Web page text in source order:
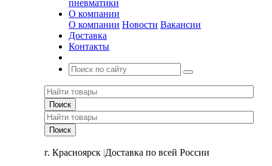
пневматики
О компании
О компании Новости Вакансии
Доставка
Контакты
г. Красноярск |Доставка по всей России